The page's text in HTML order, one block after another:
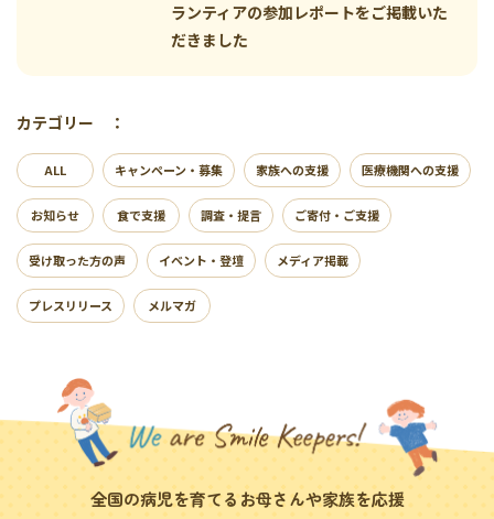
ランティアの参加レポートをご掲載いた
だきました
カテゴリー ：
ALL キャンペーン・募集 家族への支援 医療機関への支援
お知らせ 食で支援 調査・提言 ご寄付・ご支援
受け取った方の声 イベント・登壇 メディア掲載
プレスリリース メルマガ
全国の病児を育てるお母さんや家族を応援